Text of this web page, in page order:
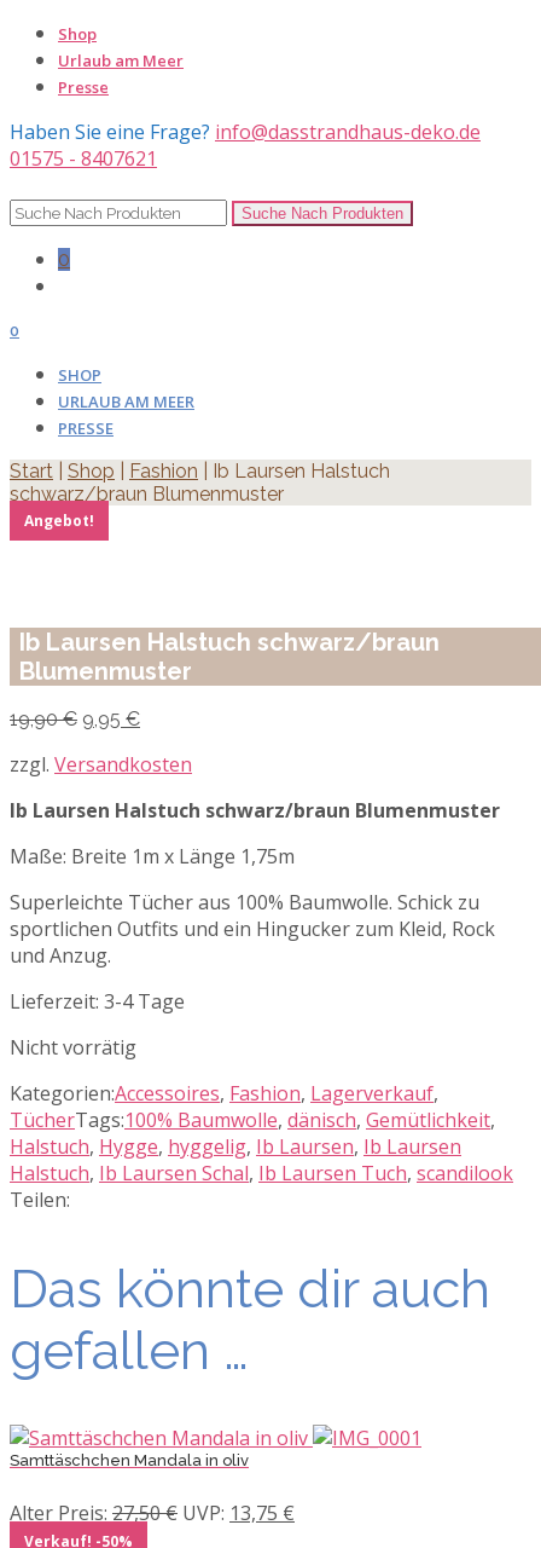
Shop
Urlaub am Meer
Presse
Haben Sie eine Frage? info@dasstrandhaus-deko.de
01575 - 8407621
0
0
SHOP
URLAUB AM MEER
PRESSE
Start Shop Fashion | Ib Laursen Halstuch
schwarz/braun Blumenmuster
Angebot!
Ib Laursen Halstuch schwarz/braun
Blumenmuster
19,90€ Ursprünglicher
war:
9,95 €Aktueller
ist:
zzgl. Versandkosten
Ib Laursen Halstuch schwarz/braun Blumenmuster
Maße: Breite 1m x Länge 1,75m
Superleichte Tücher aus 100% Baumwolle. Schick zu
sportlichen Outfits und ein Hingucker zum Kleid, Rock
und Anzug.
Lieferzeit: 3-4 Tage
Nicht vorrätig
Kategorien:Accessoires, Fashion, Lagerverkauf,
TücherTags:100% Baumwolle, dänisch, Gemütlichkeit,
Halstuch, Hygge, hyggelig, Ib Laursen, Ib Laursen
Halstuch, Ib Laursen Schal, Ib Laursen Tuch, scandilook
Teilen:
Das könnte dir auch
gefallen …
Samttäschchen Mandala in oliv
Alter Preis: 27,50€ Ursprünglicher
UVP: 13,75 €
Verkauf! -50%